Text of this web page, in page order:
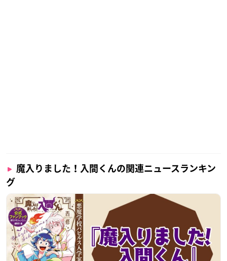
魔入りました！入間くんの関連ニュースランキン
グ